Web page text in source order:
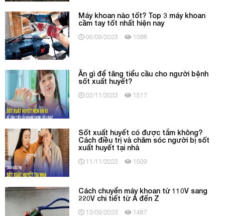
Máy khoan nào tốt? Top 3 máy khoan
cầm tay tốt nhất hiện nay
06/09/2023 1588
Ăn gì để tăng tiểu cầu cho người bệnh
sốt xuất huyết?
02/11/2023 1517
Sốt xuất huyết có được tắm không?
Cách điều trị và chăm sóc người bị sốt
xuất huyết tại nhà
11/11/2023 1509
Cách chuyển máy khoan từ 110V sang
220V chi tiết từ A đến Z
13/09/2023 1487